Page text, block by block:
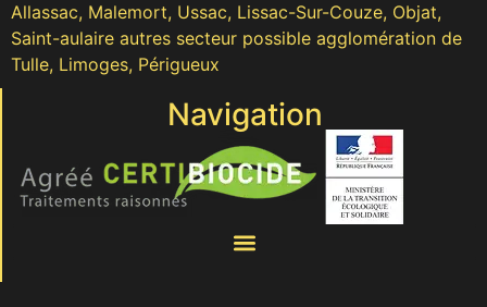
Allassac, Malemort, Ussac, Lissac-Sur-Couze, Objat,
Saint-aulaire autres secteur possible agglomération de
Tulle, Limoges, Périgueux
Navigation